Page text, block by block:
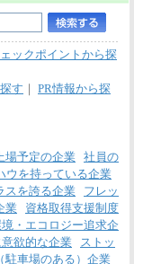
ックポイントから探
す ｜ PR情報から探
場予定の企業 社員の
ウを持っている企業
スを誇る企業
フレッ
業
資格取得支援制度
・エコロジー追求企
欲的な企業
ストッ
駐車場のある）企業